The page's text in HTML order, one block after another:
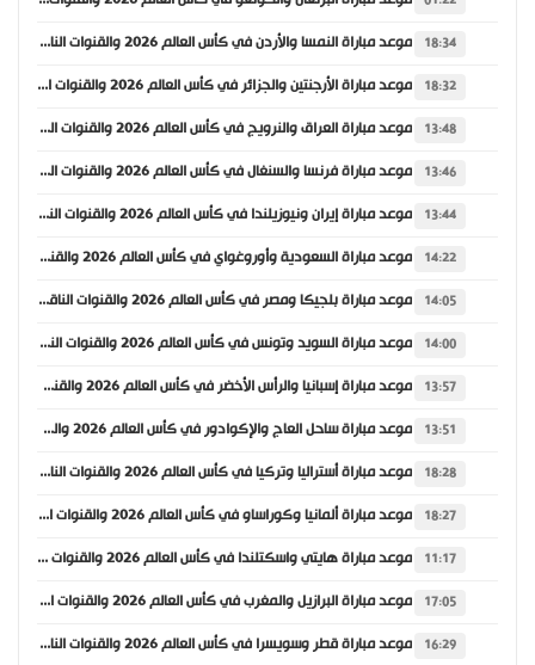
18:34 موعد مباراة النمسا والأردن في كأس العالم 2026 والقنوات الناقلة
18:32 موعد مباراة الأرجنتين والجزائر في كأس العالم 2026 والقنوات الناقلة
13:48 موعد مباراة العراق والنرويج في كأس العالم 2026 والقنوات الناقلة
13:46 موعد مباراة فرنسا والسنغال في كأس العالم 2026 والقنوات الناقلة
13:44 موعد مباراة إيران ونيوزيلندا في كأس العالم 2026 والقنوات الناقلة
14:22 موعد مباراة السعودية وأوروغواي في كأس العالم 2026 والقنوات الناقلة
14:05 موعد مباراة بلجيكا ومصر في كأس العالم 2026 والقنوات الناقلة
14:00 موعد مباراة السويد وتونس في كأس العالم 2026 والقنوات الناقلة
13:57 موعد مباراة إسبانيا والرأس الأخضر في كأس العالم 2026 والقنوات الناقلة
13:51 موعد مباراة ساحل العاج والإكوادور في كأس العالم 2026 والقنوات الناقلة
18:28 موعد مباراة أستراليا وتركيا في كأس العالم 2026 والقنوات الناقلة
18:27 موعد مباراة ألمانيا وكوراساو في كأس العالم 2026 والقنوات الناقلة
11:17 موعد مباراة هايتي واسكتلندا في كأس العالم 2026 والقنوات الناقلة
17:05 موعد مباراة البرازيل والمغرب في كأس العالم 2026 والقنوات الناقلة
16:29 موعد مباراة قطر وسويسرا في كأس العالم 2026 والقنوات الناقلة